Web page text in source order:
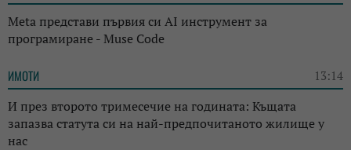
Meta представи първия си AI инструмент за
програмиране - Muse Code
ИМОТИ 13:14
И през второто тримесечие на годината: Къщата
запазва статута си на най-предпочитаното жилище у
нас